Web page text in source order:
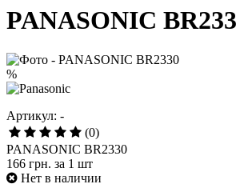
Батарейки
Батарейки для годинников
PANASONIC BR2330
%
Артикул: -
(0)